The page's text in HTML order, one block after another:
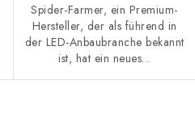
Spider-Farmer, ein Premium-
Hersteller, der als führend in
der LED-Anbaubranche bekannt
ist, hat ein neues...